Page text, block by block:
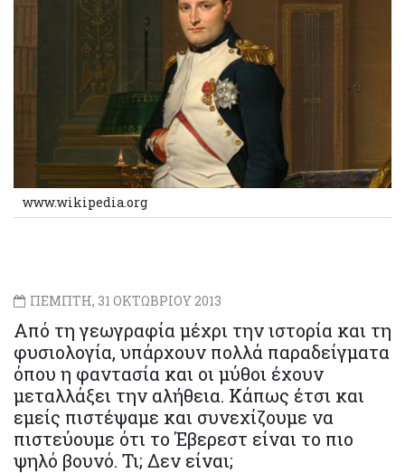
www.wikipedia.org
ΠΕΜΠΤΗ, 31 ΟΚΤΩΒΡΙΟΥ 2013
Από τη γεωγραφία μέχρι την ιστορία και τη
φυσιολογία, υπάρχουν πολλά παραδείγματα
όπου η φαντασία και οι μύθοι έχουν
μεταλλάξει την αλήθεια. Κάπως έτσι και
εμείς πιστέψαμε και συνεχίζουμε να
πιστεύουμε ότι το Έβερεστ είναι το πιο
ψηλό βουνό. Τι; Δεν είναι;